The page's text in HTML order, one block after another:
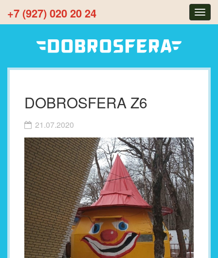
+7 (927) 020 20 24
DOBROSFERA Z6
21.07.2020